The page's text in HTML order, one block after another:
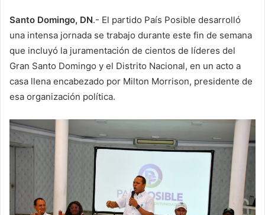
Santo Domingo, DN.- El partido País Posible desarrolló
una intensa jornada se trabajo durante este fin de semana
que incluyó la juramentación de cientos de líderes del
Gran Santo Domingo y el Distrito Nacional, en un acto a
casa llena encabezado por Milton Morrison, presidente de
esa organización política.